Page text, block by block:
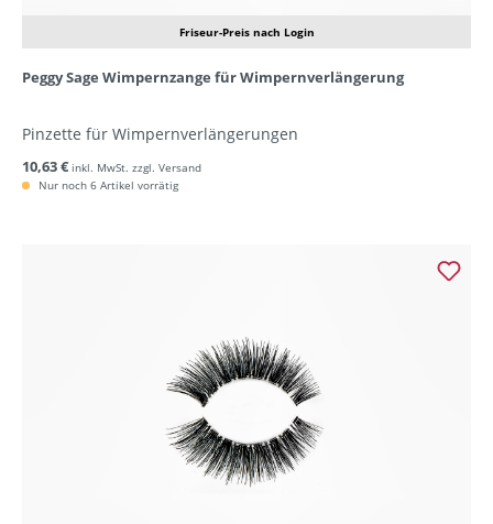
Friseur-Preis nach Login
Peggy Sage Wimpernzange für Wimpernverlängerung
Pinzette für Wimpernverlängerungen
10,63 € inkl. MwSt. zzgl. Versand
Nur noch 6 Artikel vorrätig